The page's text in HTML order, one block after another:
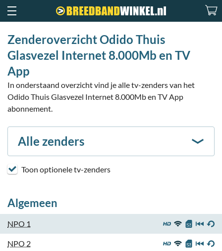
Zenderoverzicht Odido Thuis
Glasvezel Internet 8.000Mb en TV
App
In onderstaand overzicht vind je alle tv-zenders van het
Odido Thuis Glasvezel Internet 8.000Mb en TV App
abonnement.
Alle zenders
Toon optionele tv-zenders
Algemeen
NPO 1
NPO 2